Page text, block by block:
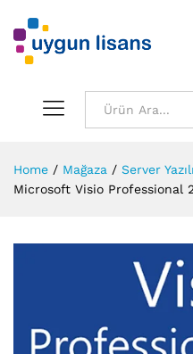
Home / Mağaza / Server
Microsoft Visio Professional